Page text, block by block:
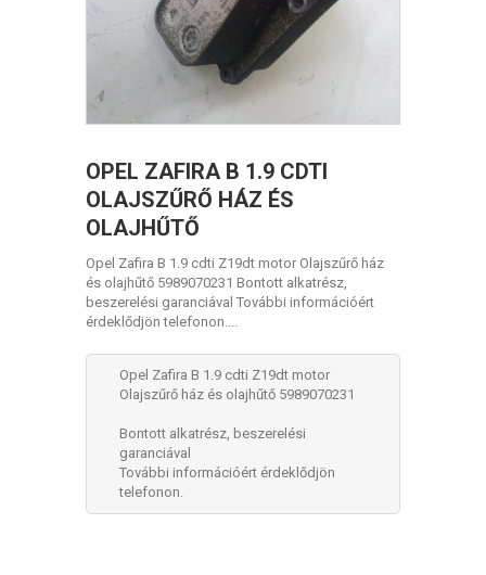
OPEL ZAFIRA B 1.9 CDTI
OLAJSZŰRŐ HÁZ ÉS
OLAJHŰTŐ
Opel Zafira B 1.9 cdti Z19dt motor Olajszűrő ház
és olajhűtő 5989070231 Bontott alkatrész,
beszerelési garanciával További információért
érdeklődjön telefonon....
Opel Zafira B 1.9 cdti Z19dt motor
Olajszűrő ház és olajhűtő 5989070231
Bontott alkatrész, beszerelési
garanciával
További információért érdeklődjön
telefonon.